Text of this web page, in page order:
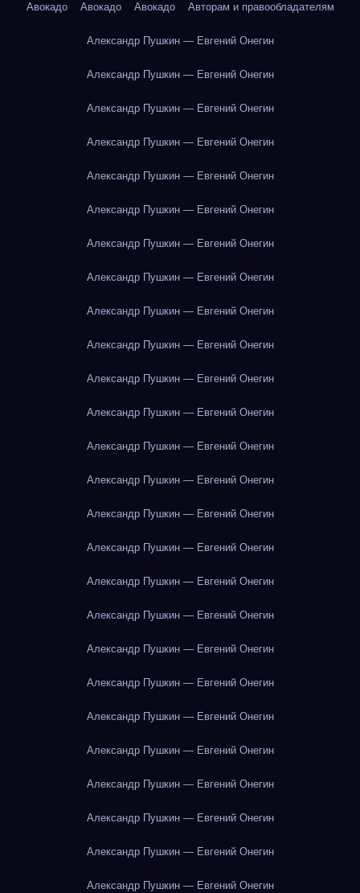
Авокадо Авокадо Авокадо Авторам и правообладателям
Александр Пушкин — Евгений Онегин
Александр Пушкин — Евгений Онегин
Александр Пушкин — Евгений Онегин
Александр Пушкин — Евгений Онегин
Александр Пушкин — Евгений Онегин
Александр Пушкин — Евгений Онегин
Александр Пушкин — Евгений Онегин
Александр Пушкин — Евгений Онегин
Александр Пушкин — Евгений Онегин
Александр Пушкин — Евгений Онегин
Александр Пушкин — Евгений Онегин
Александр Пушкин — Евгений Онегин
Александр Пушкин — Евгений Онегин
Александр Пушкин — Евгений Онегин
Александр Пушкин — Евгений Онегин
Александр Пушкин — Евгений Онегин
Александр Пушкин — Евгений Онегин
Александр Пушкин — Евгений Онегин
Александр Пушкин — Евгений Онегин
Александр Пушкин — Евгений Онегин
Александр Пушкин — Евгений Онегин
Александр Пушкин — Евгений Онегин
Александр Пушкин — Евгений Онегин
Александр Пушкин — Евгений Онегин
Александр Пушкин — Евгений Онегин
Александр Пушкин — Евгений Онегин